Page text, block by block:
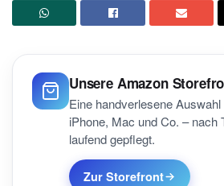
Unsere Amazon
Eine handverlesene
iPhone, Mac und Co. – nach
laufend gepflegt.
Zur Storefront